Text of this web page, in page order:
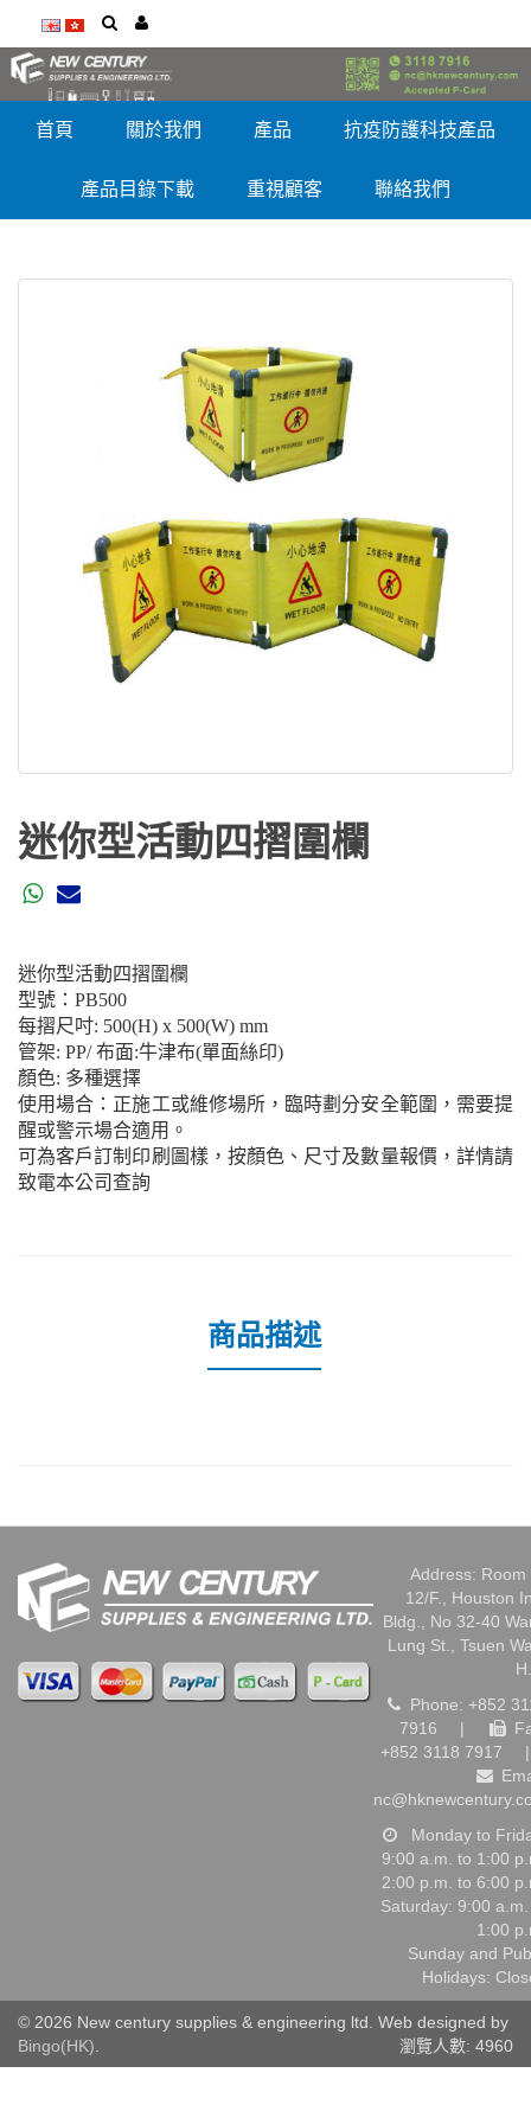
首頁 關於我們 產品 抗疫防護科技產品
產品目錄下載 重視顧客 聯絡我們
迷你型活動四摺圍欄
迷你型活動四摺圍欄
型號： PB500
每摺尺吋: 500(H) x 500(W) mm
管架: PP/ 布面:牛津布(單面絲印)
顏色: 多種選擇
使用場合：正施工或維修場所，臨時劃分安全範圍，需要提
醒或警示場合適用。
可為客戶訂制印刷圖樣，按顏色、尺寸及數量報價，詳情請
致電本公司查詢
商品描述
Address: Room
12/F., Houston
Bldg., No 32-40
Lung St., Tsuen
Phone: +852
7916
|
+852 3118 7917
|
Monday to
9:00 a.m. to 1:00
2:00 p.m. to 6:00
Saturday: 9:00
1:00
Sunday and
Holidays:
© 2026 New century supplies & engineering ltd. Web designed by
Bingo(HK). 瀏覽人數: 4960